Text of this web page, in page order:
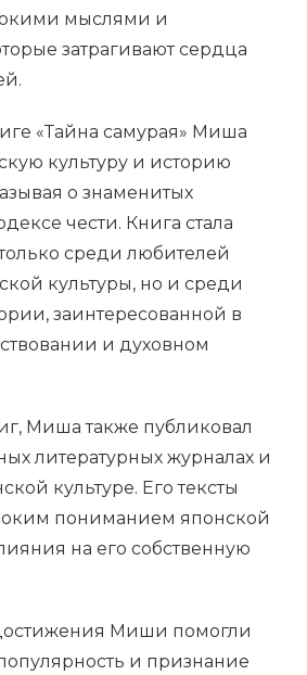
мыслями и
затрагивают сердца
«Тайна самурая» Миша
культуру и историю
о знаменитых
чести. Книга стала
среди любителей
культуры, но и среди
заинтересованной в
и духовном
Миша также публиковал
литературных журналах и
культуре. Его тексты
пониманием японской
на его собственную
Миши помогли
и признание